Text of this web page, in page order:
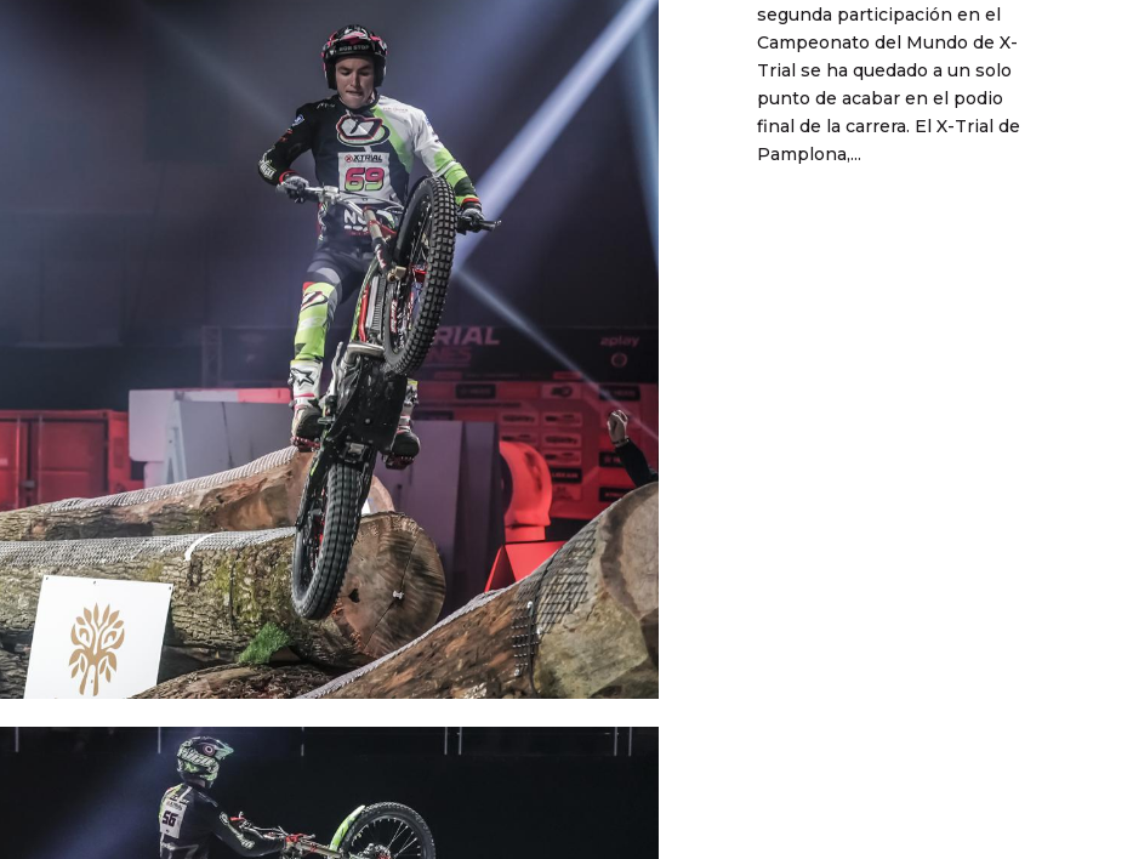
segunda participación en el
Campeonato del Mundo de X-
Trial se ha quedado a un solo
punto de acabar en el podio
final de la carrera. El X-Trial de
Pamplona,...